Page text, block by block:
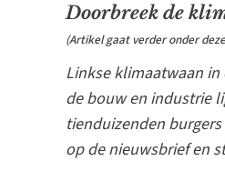
Doorbreek de
(Artikel gaat verder onder
Linkse klimaatwaan
de bouw en industrie
tienduizenden
op de nieuwsbrief en